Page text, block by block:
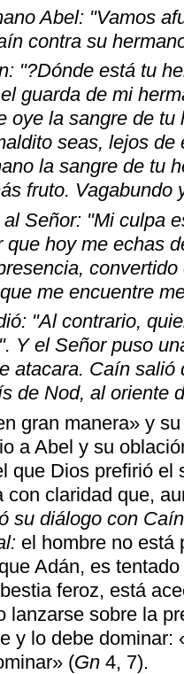
Abel: "Vamos
contra su
"?Dónde está tu
guarda de mi
oye la sangre de tu
seas, lejos
la sangre de tu
fruto. Vagabundo
Señor: "Mi culpa
que hoy me echas
me encuentre
"Al contrario,
Y el Señor puso
atacara. Caín salió
de Nod, al oriente
gran manera» y
a Abel y su
que Dios prefirió el
con claridad que,
su diálogo con
el hombre no está
Adán, es
feroz, está
lanzarse sobre la
y lo debe
(Gn4, 7).